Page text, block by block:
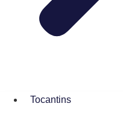
Tocantins